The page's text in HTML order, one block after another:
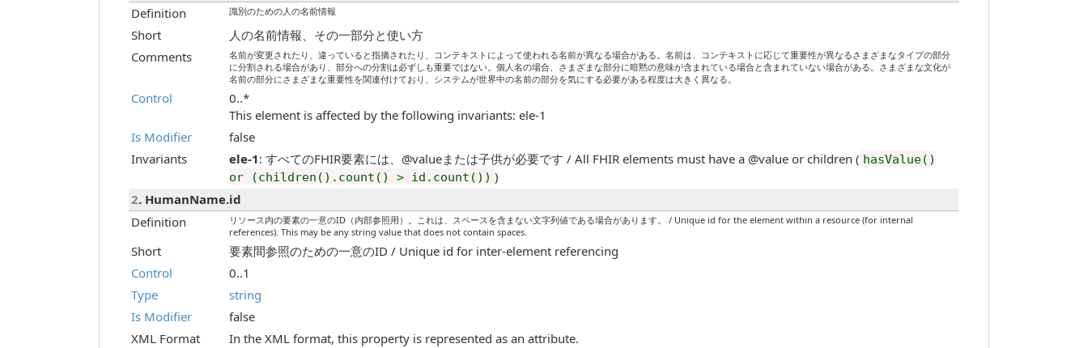
Definition
識別のための人の名前情報
Short
人の名前情報、その一部分と使い方
Comments
名前が変更されたり、違っていると指摘されたり、コンテキストによって使われる名前が異なる場合がある。名前は、コンテキストに応じて重要性が異なるさまざまなタイプの部分
に分割される場合があり、部分への分割は必ずしも重要ではない。個人名の場合、さまざまな部分に暗黙の意味が含まれている場合と含まれていない場合がある。さまざまな文化が
名前の部分にさまざまな重要性を関連付けており、システムが世界中の名前の部分を気にする必要がある程度は大きく異なる。
Control
0..*
This element is affected by the following invariants: ele-1
Is Modifier
false
Invariants
ele-1: すべてのFHIR要素には、@valueまたは子供が必要です / All FHIR elements must have a @value or children ( hasValue()
or (children().count() > id.count()) )
2. HumanName.id
Definition
リソース内の要素の一意のID（内部参照用）。これは、スペースを含まない文字列値である場合があります。 / Unique id for the element within a resource (for internal
references). This may be any string value that does not contain spaces.
Short
要素間参照のための一意のID / Unique id for inter-element referencing
Control
0..1
Type
string
Is Modifier
false
XML Format
In the XML format, this property is represented as an attribute.